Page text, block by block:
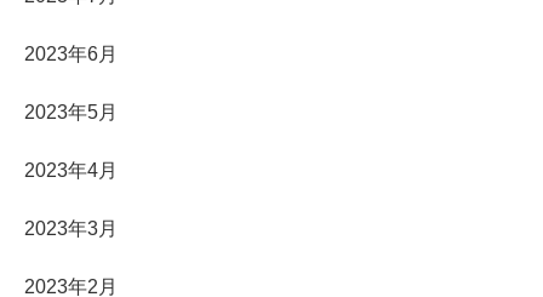
2023年6月
2023年5月
2023年4月
2023年3月
2023年2月